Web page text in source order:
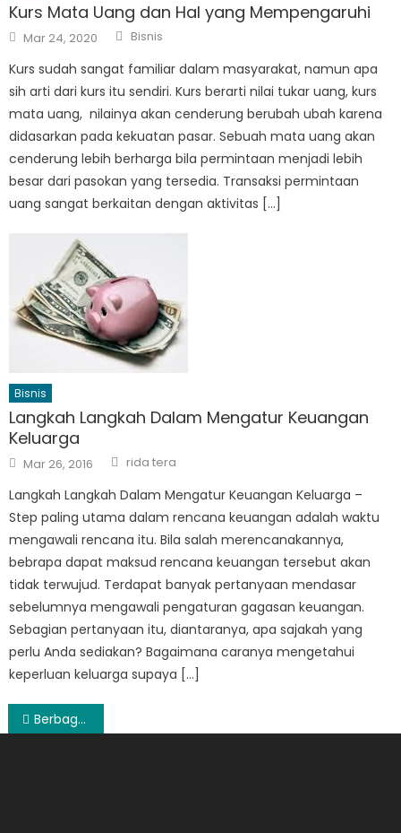
Kurs Mata Uang dan Hal yang Mempengaruhi
Posted
on
Mar 24, 2020 Author
Bisnis
Kurs sudah sangat familiar dalam masyarakat, namun apa
sih arti dari kurs itu sendiri. Kurs berarti nilai tukar uang, kurs
mata uang, nilainya akan cenderung berubah ubah karena
didasarkan pada kekuatan pasar. Sebuah mata uang akan
cenderung lebih berharga bila permintaan menjadi lebih
besar dari pasokan yang tersedia. Transaksi permintaan
uang sangat berkaitan dengan aktivitas […]
Bisnis
Langkah Langkah Dalam Mengatur Keuangan
Keluarga
Posted
on
Mar 26, 2016 Author
rida tera
Langkah Langkah Dalam Mengatur Keuangan Keluarga –
Step paling utama dalam rencana keuangan adalah waktu
mengawali rencana itu. Bila salah merencanakannya,
bebrapa dapat maksud rencana keuangan tersebut akan
tidak terwujud. Terdapat banyak pertanyaan mendasar
sebelumnya mengawali pengaturan gagasan keuangan.
Sebagian pertanyaan itu, diantaranya, apa sajakah yang
perlu Anda sediakan? Bagaimana caranya mengetahui
keperluan keluarga supaya […]
Post
Berbagai Manfaat Asuransi yang Berbasis Syariah